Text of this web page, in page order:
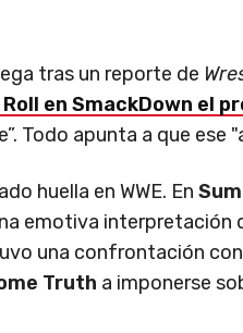
tras un reporte de
en SmackDown el
Todo apunta a que ese
huella en WWE. En
emotiva interpretación
una confrontación con
Truth a imponerse